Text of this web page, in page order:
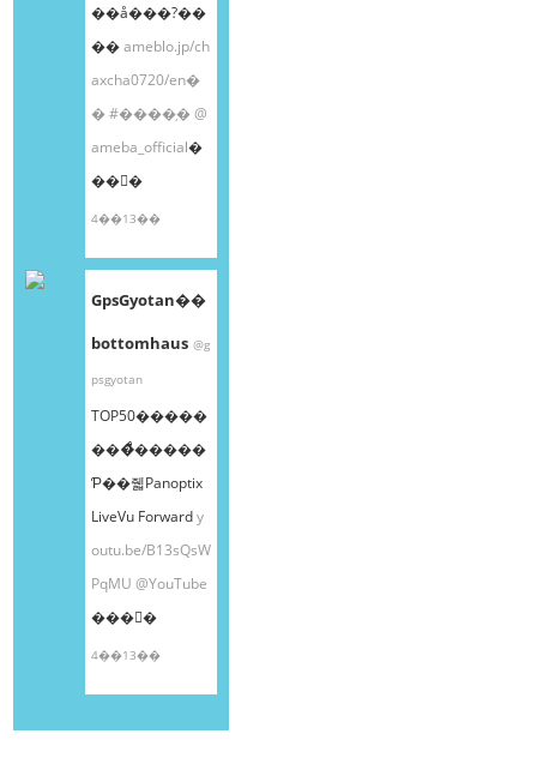
��å���?��
��ameblo.jp/ch
axcha0720/en�
�#����֥�@
ameba_official�
��󤫤�
4��13��
GpsGyotan��
bottomhaus @g
psgyotan
TOP50�����
���ͤ�����
Ƥ��줿Panoptix
LiveVu Forwardy
outu.be/B13sQsW
PqMU @YouTube
���󤫤�
4��13��